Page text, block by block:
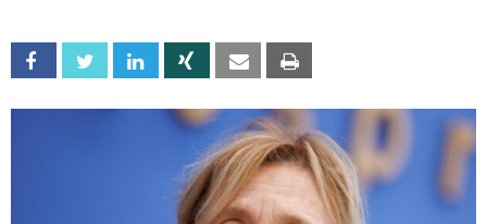
Facebook Twitter Linkedin Xing Email